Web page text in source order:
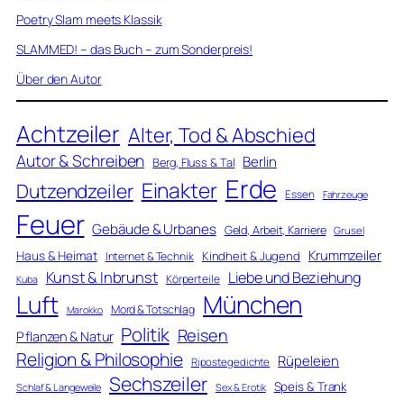
Poetry Slam meets Klassik
SLAMMED! – das Buch – zum Sonderpreis!
Über den Autor
Achtzeiler Alter, Tod & Abschied
Autor & Schreiben Berg, Fluss & Tal Berlin
Dutzendzeiler Einakter Erde Essen Fahrzeuge
Feuer Gebäude & Urbanes Geld, Arbeit, Karriere Grusel
Haus & Heimat Internet & Technik Kindheit & Jugend Krummzeiler
Kuba Kunst & Inbrunst Körperteile Liebe und Beziehung
Luft Marokko Mord & Totschlag München
Pflanzen & Natur Politik Reisen
Religion & Philosophie Ripostegedichte Rüpeleien
Schlaf & Langeweile Sechszeiler Sex & Erotik Speis & Trank